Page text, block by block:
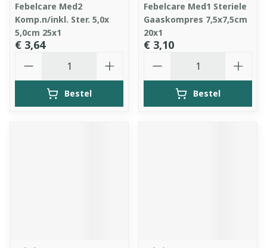
Febelcare Med2
Komp.n/inkl. Ster. 5,0x
5,0cm 25x1
€ 3,64
Bestel
Febelcare Med1 Steriele
Gaaskompres 7,5x7,5cm
20x1
€ 3,10
Bestel